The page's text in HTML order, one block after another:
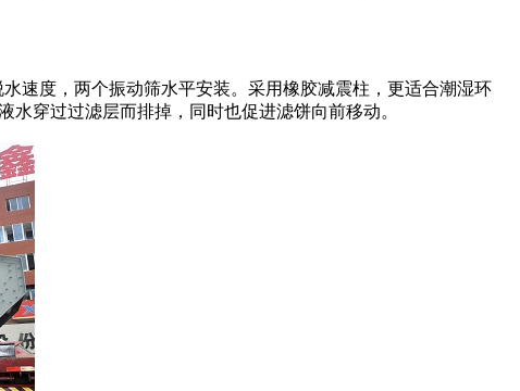
速度，两个振动筛水平安装。采用橡胶减震柱，更适合潮湿环
穿过过滤层而排掉，同时也促进滤饼向前移动。